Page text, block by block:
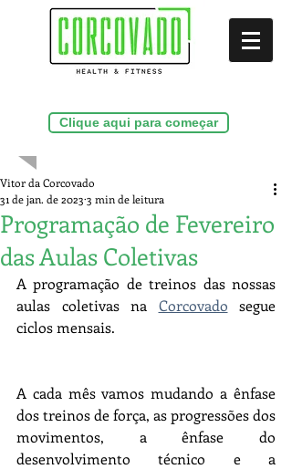
Clique aqui para começar
Programação de Fevereiro
das Aulas Coletivas
Vitor da Corcovado
31 de jan. de 2023 3 min de leitura
A programação de treinos das nossas
aulas coletivas na Corcovado segue
ciclos mensais.
A cada mês vamos mudando a ênfase
dos treinos de força, as progressões dos
movimentos, a ênfase do
desenvolvimento técnico e a